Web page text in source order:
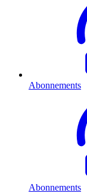
Abonnements
Abonnements